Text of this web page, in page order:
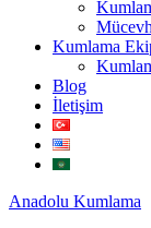
Kumlama
Blog
İletişim
Anadolu Kumlama